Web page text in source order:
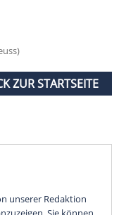
ZUR STARTSEITE
unserer Redaktion